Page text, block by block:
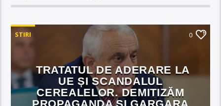
STIRI 0
TRATATUL DE ADERARE LA
UE ȘI SCANDALUL
CEREALELOR. DEMITIZĂM